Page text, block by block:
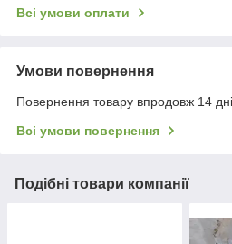
Всі умови оплати
Умови повернення
Повернення товару впродовж 14
Всі умови повернення
Подібні товари компанії